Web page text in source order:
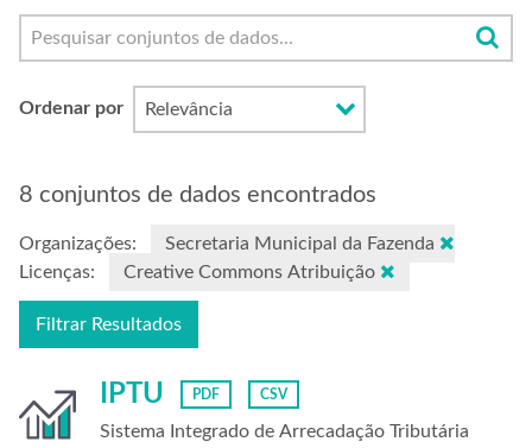
Sobre
Ordenar por
8 conjuntos de dados encontrados
Organizações:
Secretaria Municipal da Fazenda
Licenças:
Creative Commons Atribuição
Filtrar Resultados
IPTU PDF CSV
Sistema Integrado de Arrecadação Tributária